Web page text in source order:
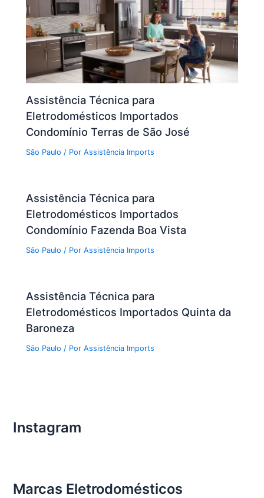
Assistência Técnica para
Eletrodomésticos Importados
Condomínio Terras de São José
São Paulo / PorAssistência Imports
Assistência Técnica para
Eletrodomésticos Importados
Condomínio Fazenda Boa Vista
São Paulo / PorAssistência Imports
Assistência Técnica para
Eletrodomésticos Importados Quinta da
Baroneza
São Paulo / PorAssistência Imports
Instagram
Marcas Eletrodomésticos